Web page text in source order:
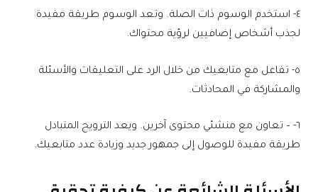
٤- استخدم الوسوم ذات الصلة. وتعد الوسوم طريقة مفيدة
لجذب أشخاص إضافيين لرؤية محتواك.
٥- تفاعل مع متابعيك من خلال الرد على التعليقات والأسئلة
والمشاركة في المحادثات.
٦- – تعاون مع منشئي محتوى آخرين. ويعد الترويج المتبادل
طريقة مفيدة للوصول إلى جمهور جديد وزيادة عدد متابعيك.